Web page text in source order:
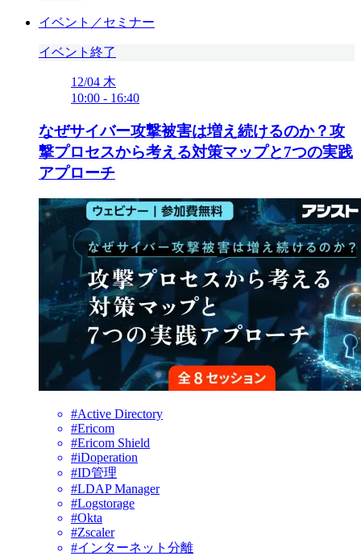
イベント／セミナー
イベント終了
12/04 木
10:00 - 16:40
なぜサイバー攻撃被害は増え続けるのか？攻
撃プロセスから考える対策マップと7つの実践
アプローチ
#Active Directory
#Ericom
#Ericom Shield
#iDoperation
#ID管理
#LDAP Manager
#Logstorage
#Okta
#Zscaler
#インターネット分離